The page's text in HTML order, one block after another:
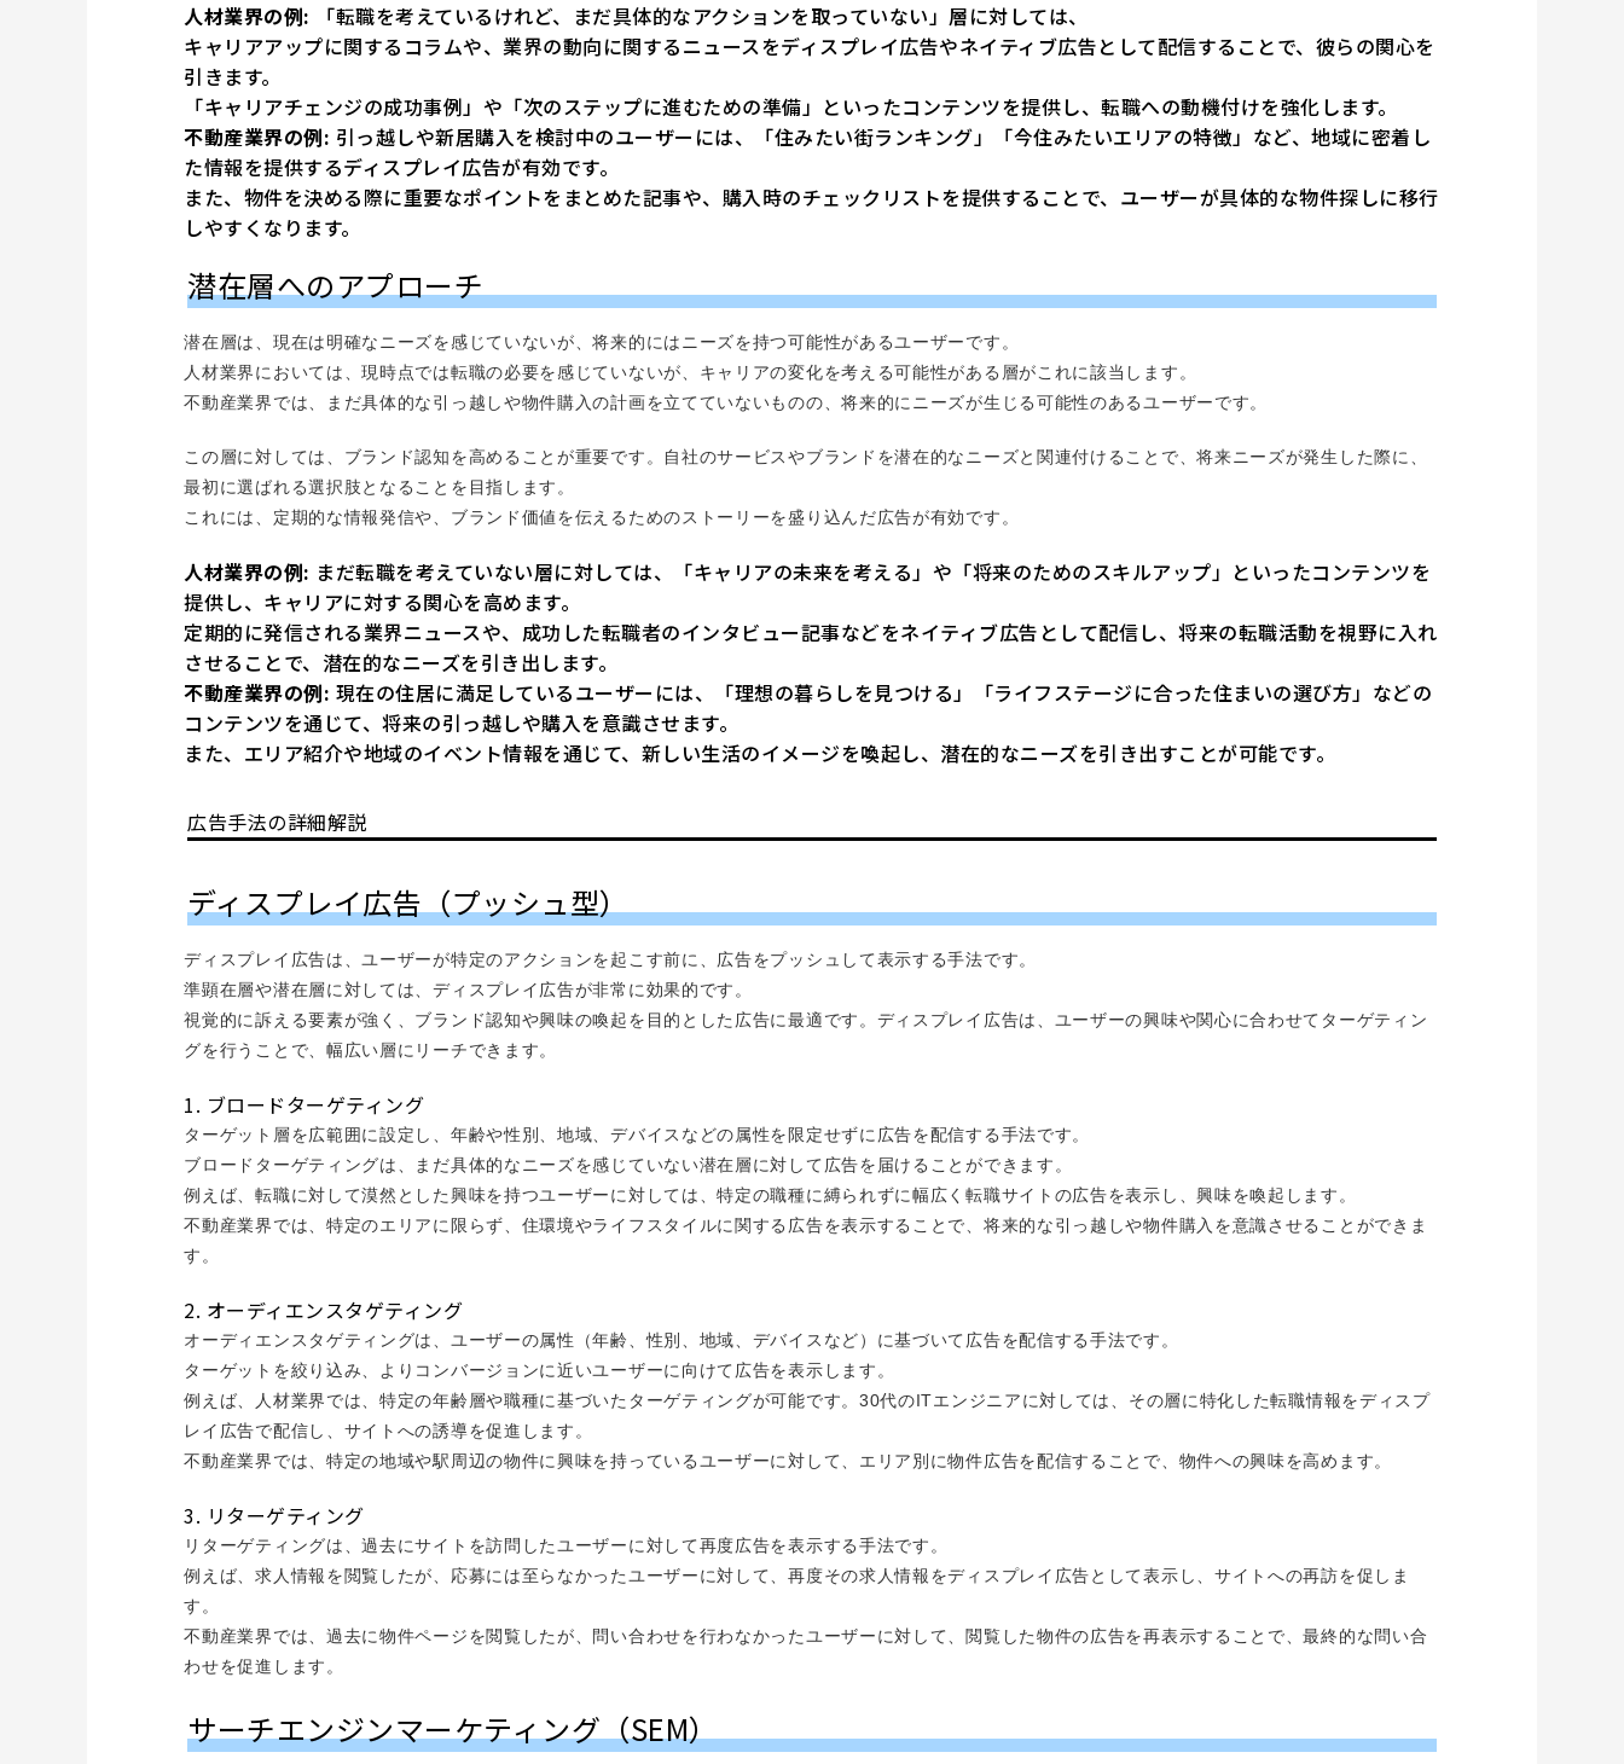
人材業界の例: 「転職を考えているけれど、まだ具体的なアクションを取っていない」層に対しては、
キャリアアップに関するコラムや、業界の動向に関するニュースをディスプレイ広告やネイティブ広告として配信することで、彼らの関心を
引きます。
「キャリアチェンジの成功事例」や「次のステップに進むための準備」といったコンテンツを提供し、転職への動機付けを強化します。
不動産業界の例: 引っ越しや新居購入を検討中のユーザーには、「住みたい街ランキング」「今住みたいエリアの特徴」など、地域に密着し
た情報を提供するディスプレイ広告が有効です。
また、物件を決める際に重要なポイントをまとめた記事や、購入時のチェックリストを提供することで、ユーザーが具体的な物件探しに移行
しやすくなります。
潜在層へのアプローチ
潜在層は、現在は明確なニーズを感じていないが、将来的にはニーズを持つ可能性があるユーザーです。
人材業界においては、現時点では転職の必要を感じていないが、キャリアの変化を考える可能性がある層がこれに該当します。
不動産業界では、まだ具体的な引っ越しや物件購入の計画を立てていないものの、将来的にニーズが生じる可能性のあるユーザーです。
この層に対しては、ブランド認知を高めることが重要です。自社のサービスやブランドを潜在的なニーズと関連付けることで、将来ニーズが発生した際に、
最初に選ばれる選択肢となることを目指します。
これには、定期的な情報発信や、ブランド価値を伝えるためのストーリーを盛り込んだ広告が有効です。
人材業界の例: まだ転職を考えていない層に対しては、「キャリアの未来を考える」や「将来のためのスキルアップ」といったコンテンツを
提供し、キャリアに対する関心を高めます。
定期的に発信される業界ニュースや、成功した転職者のインタビュー記事などをネイティブ広告として配信し、将来の転職活動を視野に入れ
させることで、潜在的なニーズを引き出します。
不動産業界の例: 現在の住居に満足しているユーザーには、「理想の暮らしを見つける」「ライフステージに合った住まいの選び方」などの
コンテンツを通じて、将来の引っ越しや購入を意識させます。
また、エリア紹介や地域のイベント情報を通じて、新しい生活のイメージを喚起し、潜在的なニーズを引き出すことが可能です。
広告手法の詳細解説
ディスプレイ広告（プッシュ型）
ディスプレイ広告は、ユーザーが特定のアクションを起こす前に、広告をプッシュして表示する手法です。
準顕在層や潜在層に対しては、ディスプレイ広告が非常に効果的です。
視覚的に訴える要素が強く、ブランド認知や興味の喚起を目的とした広告に最適です。ディスプレイ広告は、ユーザーの興味や関心に合わせてターゲティン
グを行うことで、幅広い層にリーチできます。
1. ブロードターゲティング
ターゲット層を広範囲に設定し、年齢や性別、地域、デバイスなどの属性を限定せずに広告を配信する手法です。
ブロードターゲティングは、まだ具体的なニーズを感じていない潜在層に対して広告を届けることができます。
例えば、転職に対して漠然とした興味を持つユーザーに対しては、特定の職種に縛られずに幅広く転職サイトの広告を表示し、興味を喚起します。
不動産業界では、特定のエリアに限らず、住環境やライフスタイルに関する広告を表示することで、将来的な引っ越しや物件購入を意識させることができま
す。
2. オーディエンスタゲティング
オーディエンスタゲティングは、ユーザーの属性（年齢、性別、地域、デバイスなど）に基づいて広告を配信する手法です。
ターゲットを絞り込み、よりコンバージョンに近いユーザーに向けて広告を表示します。
例えば、人材業界では、特定の年齢層や職種に基づいたターゲティングが可能です。30代のITエンジニアに対しては、その層に特化した転職情報をディスプ
レイ広告で配信し、サイトへの誘導を促進します。
不動産業界では、特定の地域や駅周辺の物件に興味を持っているユーザーに対して、エリア別に物件広告を配信することで、物件への興味を高めます。
3. リターゲティング
リターゲティングは、過去にサイトを訪問したユーザーに対して再度広告を表示する手法です。
例えば、求人情報を閲覧したが、応募には至らなかったユーザーに対して、再度その求人情報をディスプレイ広告として表示し、サイトへの再訪を促しま
す。
不動産業界では、過去に物件ページを閲覧したが、問い合わせを行わなかったユーザーに対して、閲覧した物件の広告を再表示することで、最終的な問い合
わせを促進します。
サーチエンジンマーケティング（SEM）